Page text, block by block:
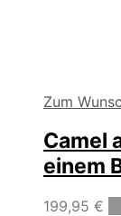
Zum
Camel
einem
199,95 €